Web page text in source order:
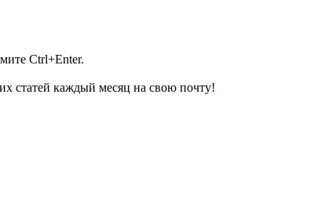
Ctrl+Enter.
статей каждый месяц на свою почту!